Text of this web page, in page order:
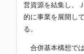
営資源を結集し、
的に事業を展開し
る。
合併基本構想で